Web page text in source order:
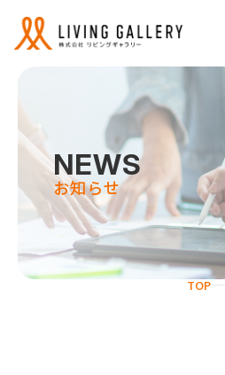
サービス
リビングギャラリーの強み
NEWS
お知らせ
TOP